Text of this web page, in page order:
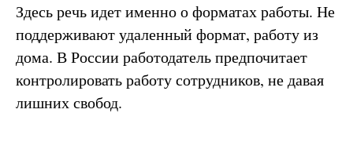
Здесь речь идет именно о форматах работы. Не
поддерживают удаленный формат, работу из
дома. В России работодатель предпочитает
контролировать работу сотрудников, не давая
лишних свобод.